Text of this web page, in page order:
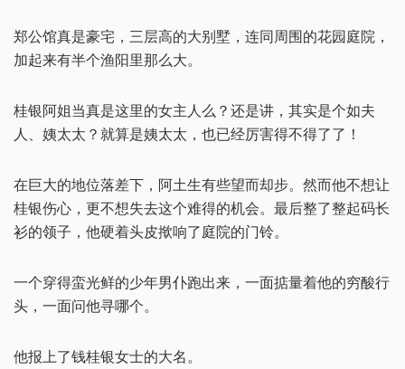
郑公馆真是豪宅，三层高的大别墅，连同周围的花园庭院，
加起来有半个渔阳里那么大。
桂银阿姐当真是这里的女主人么？还是讲，其实是个如夫
人、姨太太？就算是姨太太，也已经厉害得不得了了！
在巨大的地位落差下，阿土生有些望而却步。然而他不想让
桂银伤心，更不想失去这个难得的机会。最后整了整起码长
衫的领子，他硬着头皮揿响了庭院的门铃。
一个穿得蛮光鲜的少年男仆跑出来，一面掂量着他的穷酸行
头，一面问他寻哪个。
他报上了钱桂银女士的大名。